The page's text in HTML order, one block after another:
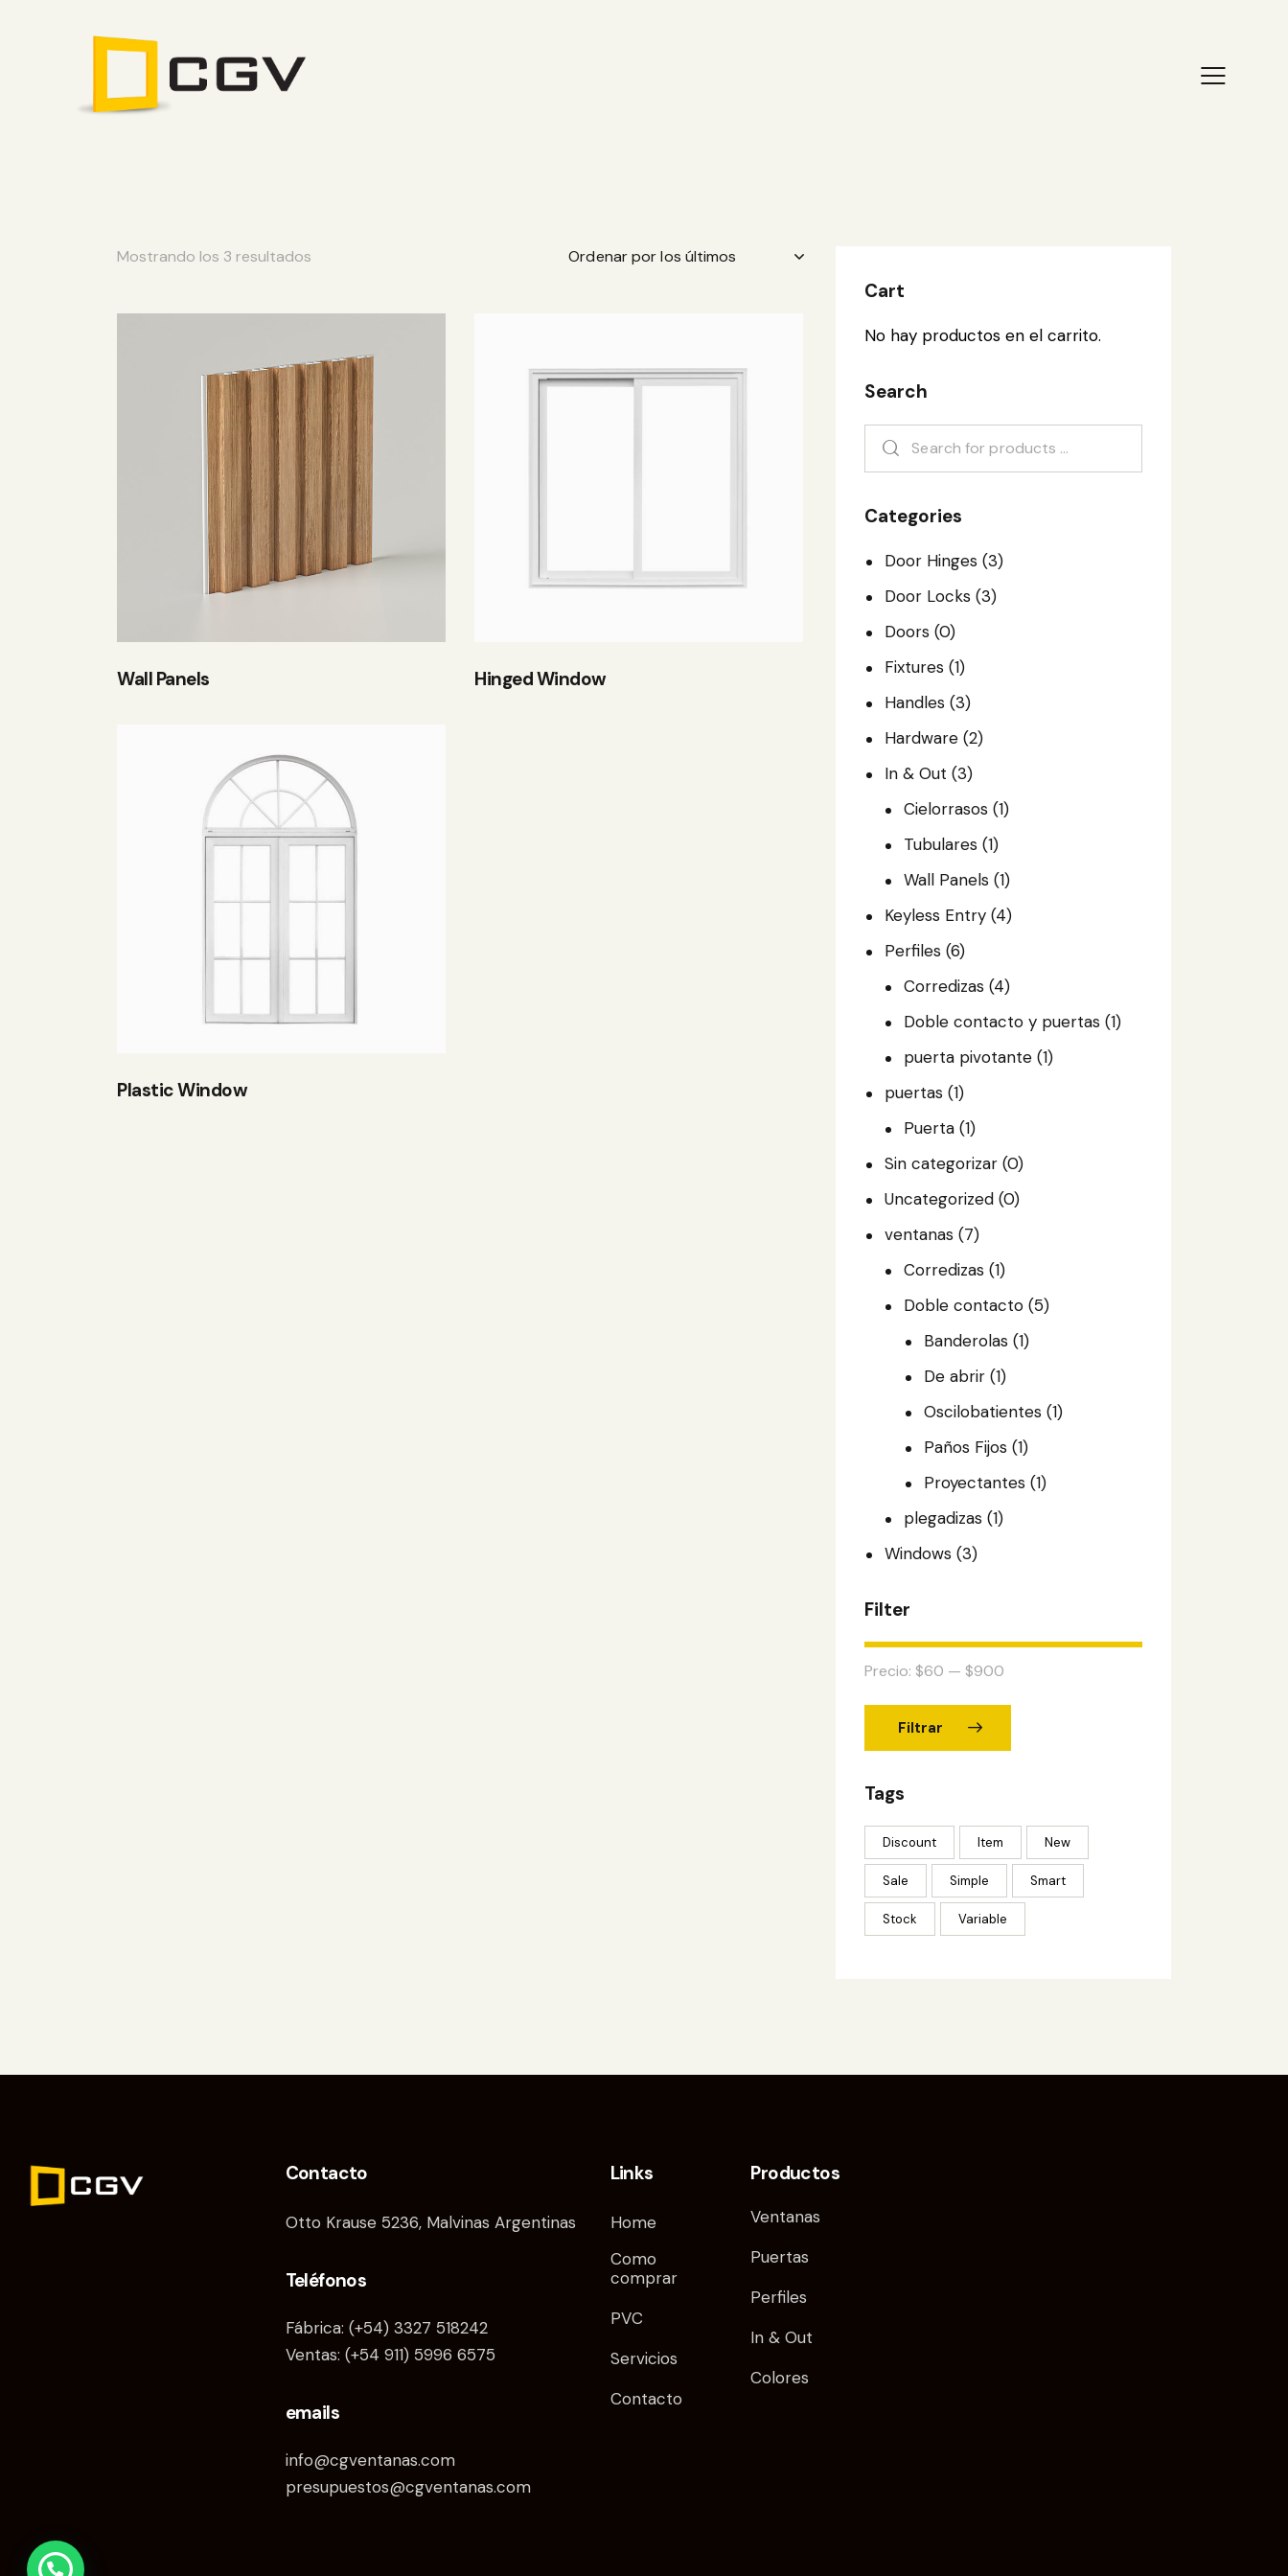
Mostrando los 3 resultados
Wall Panels Hinged Window
Plastic Window
Cart
No hay productos en el carrito.
Search
Categories
Door Hinges (3)
Door Locks (3)
Doors (0)
Fixtures (1)
Handles (3)
Hardware (2)
In & Out (3)
Cielorrasos (1)
Tubulares (1)
Wall Panels (1)
Keyless Entry (4)
Perfiles (6)
Corredizas (4)
Doble contacto y puertas (1)
puerta pivotante (1)
puertas (1)
Puerta (1)
Sin categorizar (0)
Uncategorized (0)
ventanas (7)
Corredizas (1)
Doble contacto (5)
Banderolas (1)
De abrir (1)
Oscilobatientes (1)
Paños Fijos (1)
Proyectantes (1)
plegadizas (1)
Windows (3)
Filter
Filtrar
Precio: $60 — $900
Tags
Discount Item New
Sale Simple Smart
Stock Variable
Contacto
Otto Krause 5236, Malvinas Argentinas
Teléfonos
Fábrica: (+54) 3327 518242
Ventas: (+54 911) 5996 6575
emails
info@cgventanas.com
presupuestos@cgventanas.com
Links
Home
Como
comprar
PVC
Servicios
Contacto
Productos
Ventanas
Puertas
Perfiles
In & Out
Colores